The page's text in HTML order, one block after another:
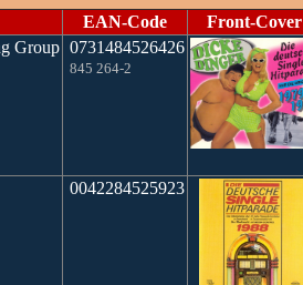
EAN-Code Front-Cover
Group 0731484526426
845 264-2
0042284525923